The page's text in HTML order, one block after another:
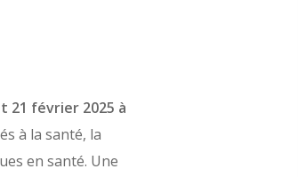
21 février 2025 à
à la santé, la
en santé. Une